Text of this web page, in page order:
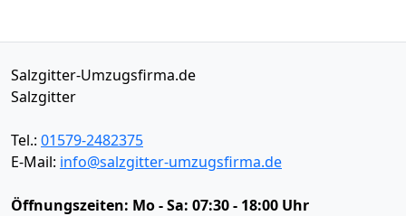
Salzgitter-Umzugsfirma.de
Salzgitter
Tel.: 01579-2482375
E-Mail: info@salzgitter-umzugsfirma.de
Öffnungszeiten: Mo - Sa: 07:30 - 18:00 Uhr